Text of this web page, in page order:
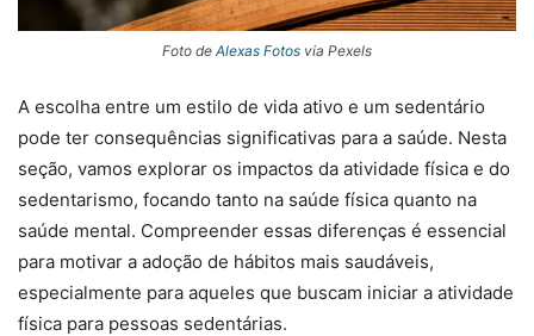
Foto de Alexas Fotos via Pexels
A escolha entre um estilo de vida ativo e um sedentário
pode ter consequências significativas para a saúde. Nesta
seção, vamos explorar os impactos da atividade física e do
sedentarismo, focando tanto na saúde física quanto na
saúde mental. Compreender essas diferenças é essencial
para motivar a adoção de hábitos mais saudáveis,
especialmente para aqueles que buscam iniciar a atividade
física para pessoas sedentárias.